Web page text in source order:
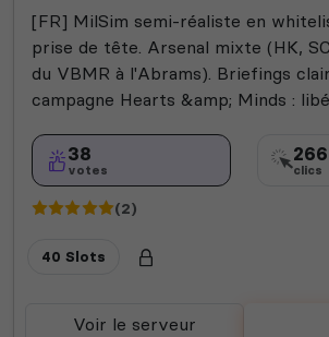
[FR] MilSim semi-réaliste en
prise de tête. Arsenal mixte (HK,
du VBMR à l'Abrams). Briefings
campagne Hearts &amp; Minds :
38
votes
266
clics
(2)
40 Slots
Voir le serveur